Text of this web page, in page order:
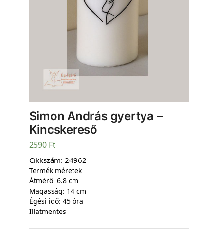
Simon András gyertya –
Kincskereső
2590 Ft
Cikkszám: 24962
Termék méretek
Átmérő: 6.8 cm
Magasság: 14 cm
Égési idő: 45 óra
Illatmentes